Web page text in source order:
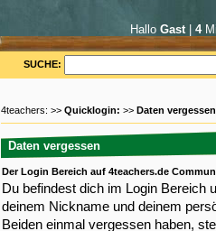
Hallo Gast| 4
SUCHE:
4teachers: >> Quicklogin: >> Daten vergessen
Daten vergessen
Der Login Bereich auf 4teachers.de
Du befindest dich im Login Bereich
deinem Nickname und deinem
Beiden einmal vergessen haben,